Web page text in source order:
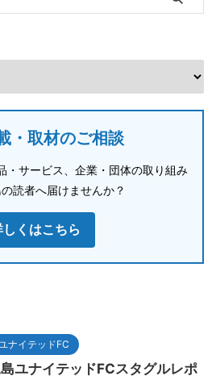
・取材のご相談
・サービス、企業・団体の取り組み
読者へ届けませんか？
しくはこちら
ナイテッドFC
島ユナイテッドFCスタグルレポ